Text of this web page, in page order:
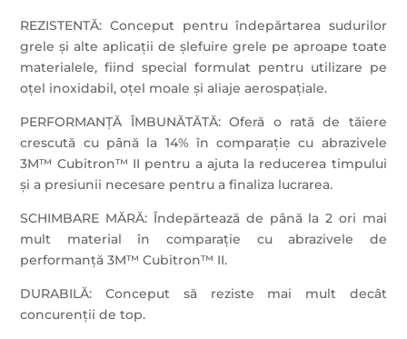
REZISTENTĂ: Conceput pentru îndepărtarea sudurilor
grele și alte aplicații de șlefuire grele pe aproape toate
materialele, fiind special formulat pentru utilizare pe
oțel inoxidabil, oțel moale și aliaje aerospațiale.
PERFORMANȚĂ ÎMBUNĂTĂTĂ: Oferă o rată de tăiere
crescută cu până la 14% în comparație cu abrazivele
3M™ Cubitron™ II pentru a ajuta la reducerea timpului
și a presiunii necesare pentru a finaliza lucrarea.
SCHIMBARE MĂRĂ: Îndepărtează de până la 2 ori mai
mult material în comparație cu abrazivele de
performanță 3M™ Cubitron™ II.
DURABILĂ: Conceput să reziste mai mult decât
concurenții de top.